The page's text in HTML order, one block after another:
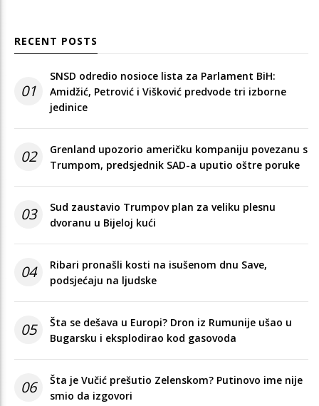
RECENT POSTS
01
SNSD odredio nosioce lista za Parlament BiH:
Amidžić, Petrović i Višković predvode tri izborne
jedinice
02
Grenland upozorio američku kompaniju povezanu s
Trumpom, predsjednik SAD-a uputio oštre poruke
03
Sud zaustavio Trumpov plan za veliku plesnu
dvoranu u Bijeloj kući
04
Ribari pronašli kosti na isušenom dnu Save,
podsjećaju na ljudske
05
Šta se dešava u Europi? Dron iz Rumunije ušao u
Bugarsku i eksplodirao kod gasovoda
06
Šta je Vučić prešutio Zelenskom? Putinovo ime nije
smio da izgovori